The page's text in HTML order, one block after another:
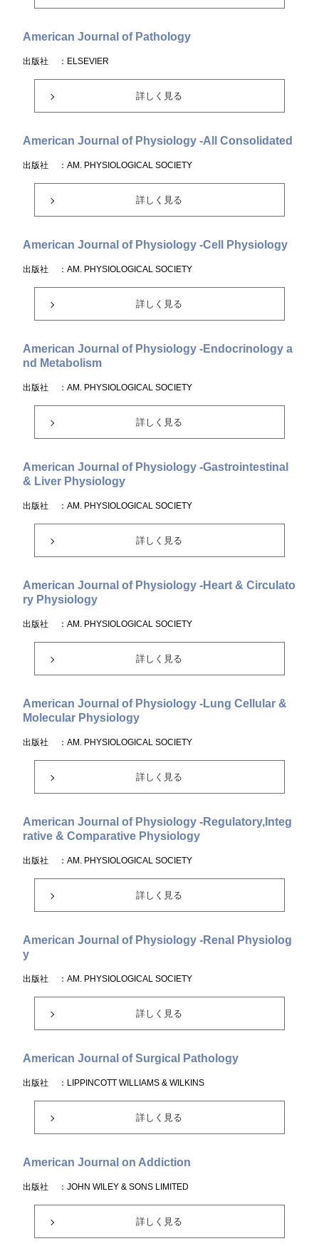
American Journal of Pathology
出版社 ：ELSEVIER
詳しく見る
American Journal of Physiology -All Consolidated
出版社 ：AM. PHYSIOLOGICAL SOCIETY
詳しく見る
American Journal of Physiology -Cell Physiology
出版社 ：AM. PHYSIOLOGICAL SOCIETY
詳しく見る
American Journal of Physiology -Endocrinology a
nd Metabolism
出版社 ：AM. PHYSIOLOGICAL SOCIETY
詳しく見る
American Journal of Physiology -Gastrointestinal
& Liver Physiology
出版社 ：AM. PHYSIOLOGICAL SOCIETY
詳しく見る
American Journal of Physiology -Heart & Circulato
ry Physiology
出版社 ：AM. PHYSIOLOGICAL SOCIETY
詳しく見る
American Journal of Physiology -Lung Cellular &
Molecular Physiology
出版社 ：AM. PHYSIOLOGICAL SOCIETY
詳しく見る
American Journal of Physiology -Regulatory,Integ
rative & Comparative Physiology
出版社 ：AM. PHYSIOLOGICAL SOCIETY
詳しく見る
American Journal of Physiology -Renal Physiolog
y
出版社 ：AM. PHYSIOLOGICAL SOCIETY
詳しく見る
American Journal of Surgical Pathology
出版社 ：LIPPINCOTT WILLIAMS & WILKINS
詳しく見る
American Journal on Addiction
出版社 ：JOHN WILEY & SONS LIMITED
詳しく見る